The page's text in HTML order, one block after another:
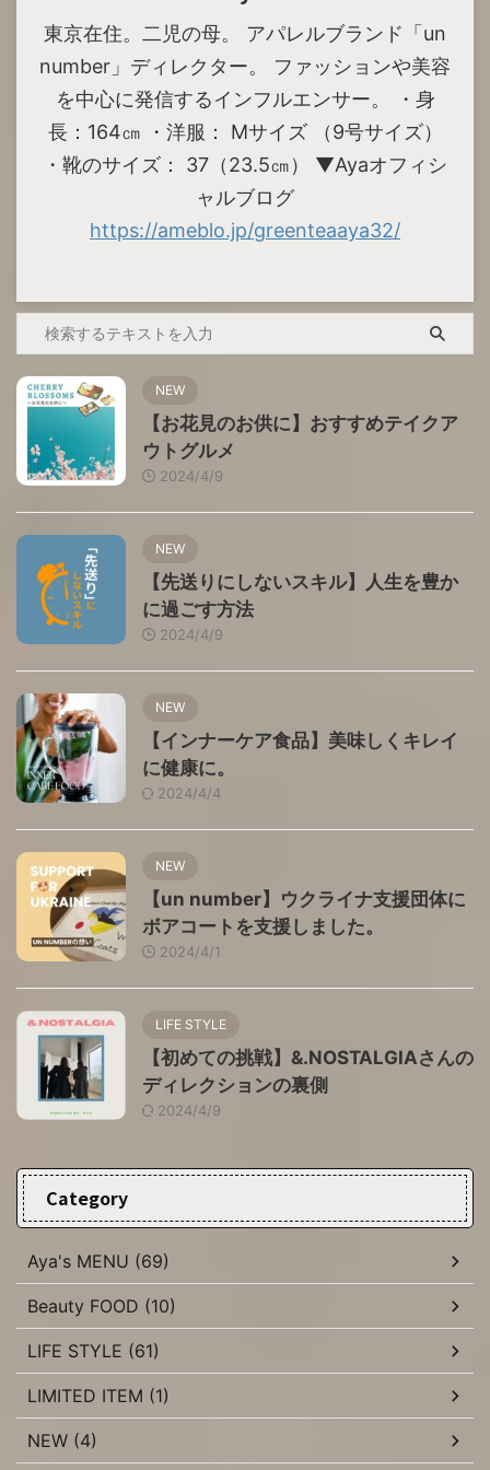
東京在住。二児の母。 アパレルブランド「un
number」ディレクター。 ファッションや美容
を中心に発信するインフルエンサー。 ・身
長：164㎝ ・洋服： Mサイズ （9号サイズ）
・靴のサイズ： 37（23.5㎝） ▼Ayaオフィシ
ャルブログ
https://ameblo.jp/greenteaaya32/
NEW
【お花見のお供に】おすすめテイクア
ウトグルメ
2024/4/9
NEW
【先送りにしないスキル】人生を豊か
に過ごす方法
2024/4/9
NEW
【インナーケア食品】美味しくキレイ
に健康に。
2024/4/4
NEW
【un number】ウクライナ支援団体に
ボアコートを支援しました。
2024/4/1
LIFE STYLE
【初めての挑戦】&.NOSTALGIAさんの
ディレクションの裏側
2024/4/9
Category
Aya's MENU (69)
Beauty FOOD (10)
LIFE STYLE (61)
LIMITED ITEM (1)
NEW (4)